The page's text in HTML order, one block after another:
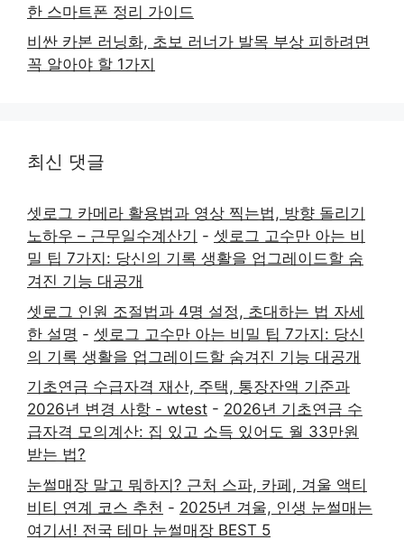
한 스마트폰 정리 가이드
비싼 카본 러닝화, 초보 러너가 발목 부상 피하려면
꼭 알아야 할 1가지
최신 댓글
셋로그 카메라 활용법과 영상 찍는법, 방향 돌리기
노하우 – 근무일수계산기 - 셋로그 고수만 아는 비
밀 팁 7가지: 당신의 기록 생활을 업그레이드할 숨
겨진 기능 대공개
셋로그 인원 조절법과 4명 설정, 초대하는 법 자세
한 설명 - 셋로그 고수만 아는 비밀 팁 7가지: 당신
의 기록 생활을 업그레이드할 숨겨진 기능 대공개
기초연금 수급자격 재산, 주택, 통장잔액 기준과
2026년 변경 사항 - wtest - 2026년 기초연금 수
급자격 모의계산: 집 있고 소득 있어도 월 33만원
받는 법?
눈썰매장 말고 뭐하지? 근처 스파, 카페, 겨울 액티
비티 연계 코스 추천 - 2025년 겨울, 인생 눈썰매는
여기서! 전국 테마 눈썰매장 BEST 5